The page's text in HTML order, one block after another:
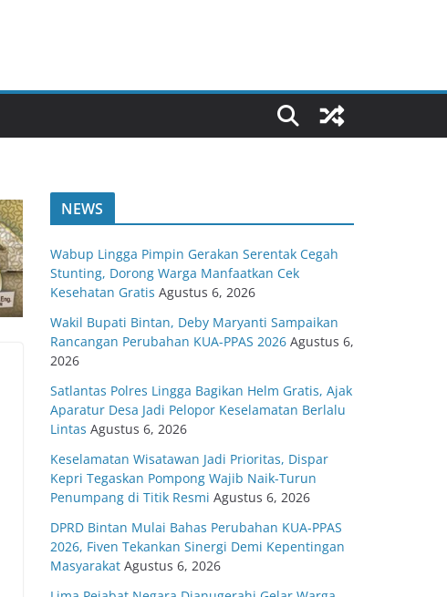
NEWS
Wabup Lingga Pimpin Gerakan Serentak Cegah
Stunting, Dorong Warga Manfaatkan Cek
Kesehatan Gratis Agustus 6, 2026
Wakil Bupati Bintan, Deby Maryanti Sampaikan
Rancangan Perubahan KUA-PPAS 2026 Agustus 6,
2026
Satlantas Polres Lingga Bagikan Helm Gratis, Ajak
Aparatur Desa Jadi Pelopor Keselamatan Berlalu
Lintas Agustus 6, 2026
Keselamatan Wisatawan Jadi Prioritas, Dispar
Kepri Tegaskan Pompong Wajib Naik-Turun
Penumpang di Titik Resmi Agustus 6, 2026
DPRD Bintan Mulai Bahas Perubahan KUA-PPAS
2026, Fiven Tekankan Sinergi Demi Kepentingan
Masyarakat Agustus 6, 2026